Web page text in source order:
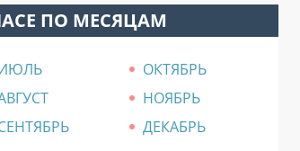
ПО МЕСЯЦАМ
ОКТЯБРЬ
НОЯБРЬ
ДЕКАБРЬ